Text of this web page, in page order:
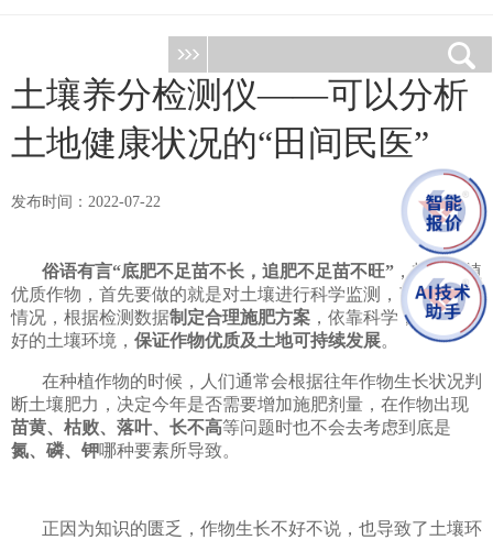
土壤养分检测仪——可以分析
土地健康状况的“田间民医”
发布时间：2022-07-22
俗语有言“底肥不足苗不长，追肥不足苗不旺” ，想要种植
优质作物，首先要做的就是对土壤进行科学监测，了解土壤
情况，根据检测数据制定合理施肥方案 ，依靠科学，营造良
好的土壤环境， 保证作物优质及土地可持续发展。
在种植作物的时候，人们通常会根据往年作物生长状况判
断土壤肥力，决定今年是否需要增加施肥剂量，在作物出现
苗黄、枯败、落叶、长不高等问题时也不会去考虑到底是
氮、磷、钾哪种要素所导致。
正因为知识的匮乏，作物生长不好不说，也导致了土壤环